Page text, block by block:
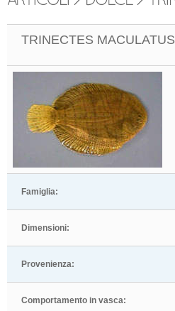
TRINECTES MACULATUS
Famiglia:
Dimensioni:
Provenienza:
Comportamento in vasca: